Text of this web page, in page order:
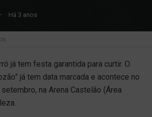
Há 3 anos
já tem festa garantida para curtir. O
já tem data marcada e acontece no
na Arena Castelão (Área